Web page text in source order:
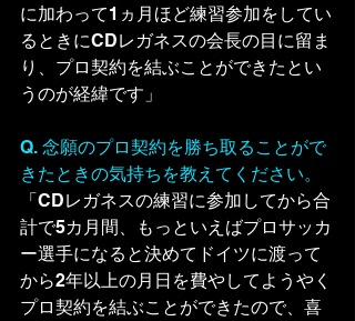
に加わって1ヵ月ほど練習参加をしてい
るときにCDレガネスの会長の目に留ま
り、プロ契約を結ぶことができたとい
うのが経緯です」
Q. 念願のプロ契約を勝ち取ることがで
きたときの気持ちを教えてください。
「CDレガネスの練習に参加してから合
計で5カ月間、もっといえばプロサッカ
ー選手になると決めてドイツに渡って
から2年以上の月日を費やしてようやく
プロ契約を結ぶことができたので、喜